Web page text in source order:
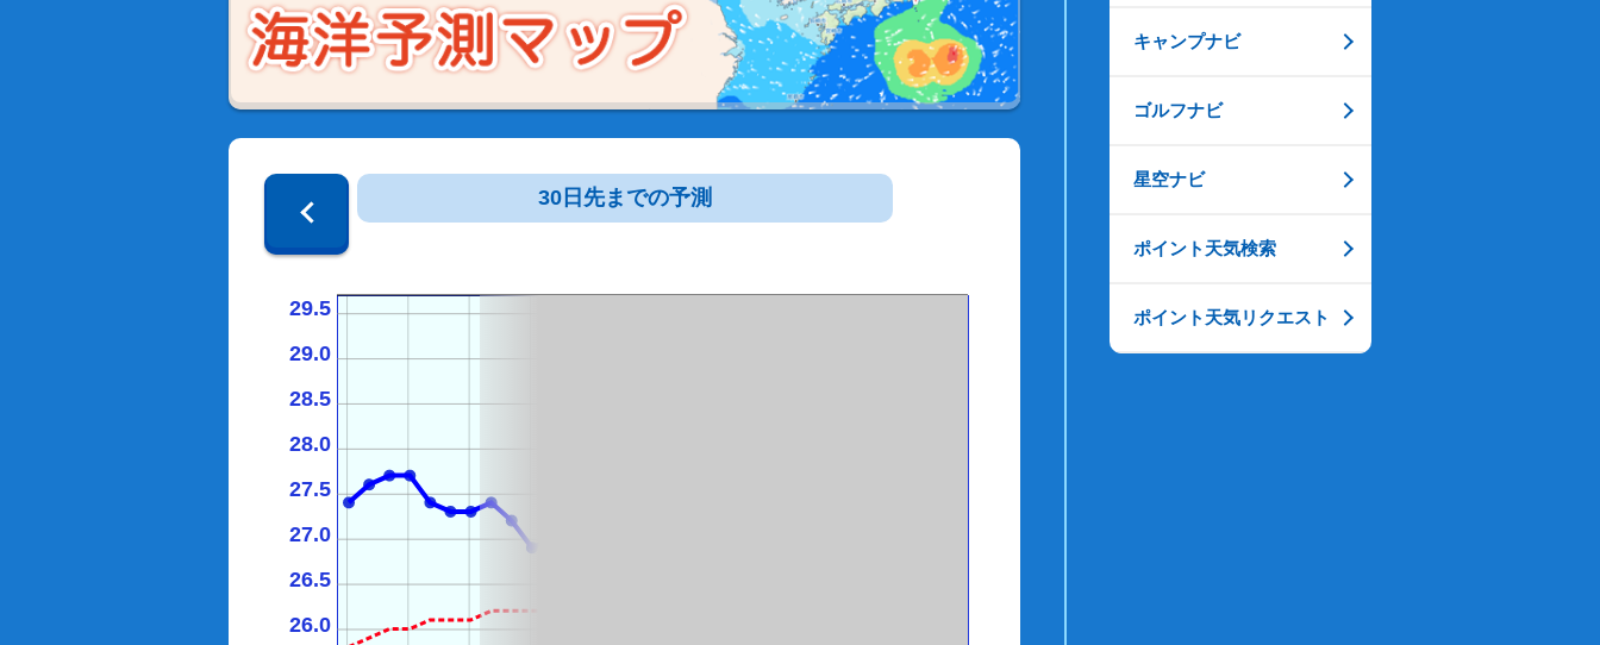
30日先までの予測
26.0
26.5
27.0
27.5
28.0
28.5
29.0
29.5
キャンプナビ
ゴルフナビ
星空ナビ
ポイント天気検索
ポイント天気リクエスト